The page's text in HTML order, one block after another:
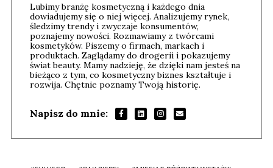
Lubimy branżę kosmetyczną i każdego dnia
dowiadujemy się o niej więcej. Analizujemy rynek,
śledzimy trendy i zwyczaje konsumentów,
poznajemy nowości. Rozmawiamy z twórcami
kosmetyków. Piszemy o firmach, markach i
produktach. Zaglądamy do drogerii i pokazujemy
świat beauty. Mamy nadzieję, że dzięki nam jesteś na
bieżąco z tym, co kosmetyczny biznes kształtuje i
rozwija. Chętnie poznamy Twoją historię.
Napisz do mnie: